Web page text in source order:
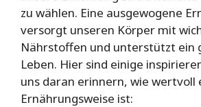
zu wählen. Eine ausgewogene
versorgt unseren Körper mit
Nährstoffen und unterstützt ein
Leben. Hier sind einige
uns daran erinnern, wie wertvoll
Ernährungsweise ist: